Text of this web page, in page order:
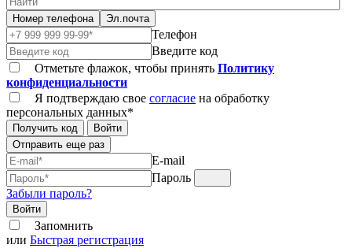
Номер телефона Эл.почта
Телефон
Введите код
Отметьте флажок, чтобы принять Политику
конфиденциальности
Я подтверждаю свое согласие на обработку
персональных данных*
Получить код
Войти
Отправить еще раз
E-mail
Пароль
Забыли пароль?
Войти
Запомнить
или Быстрая регистрация